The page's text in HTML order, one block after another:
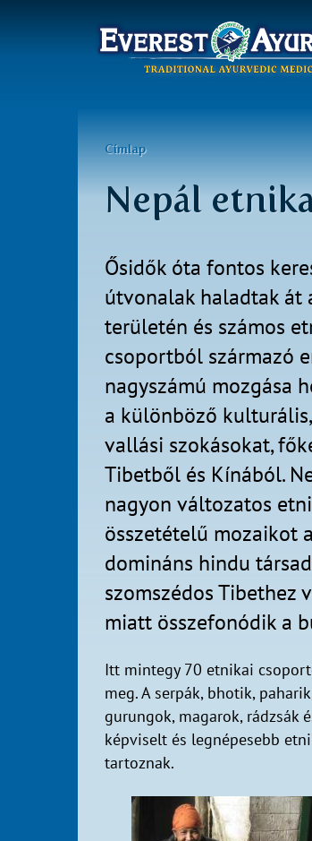
Főmenü
Jelenlegi
hely
Címlap
Nepál
Ősidők óta fontos
útvonalak haladtak át
területén és számos
csoportból származó
nagyszámú mozgása
a különböző
vallási szokásokat,
Tibetből és Kínából.
nagyon változatos
összetételű mozaikot
domináns hindu
szomszédos Tibethez
miatt összefonódik a
Itt mintegy 70 etnikai
meg. A serpák, bhotik,
gurungok, magarok, rádzsák
képviselt és legnépesebb
tartoznak.